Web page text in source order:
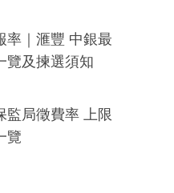
率｜滙豐 中銀最
覽及揀選須知
監局徵費率 上限
覽